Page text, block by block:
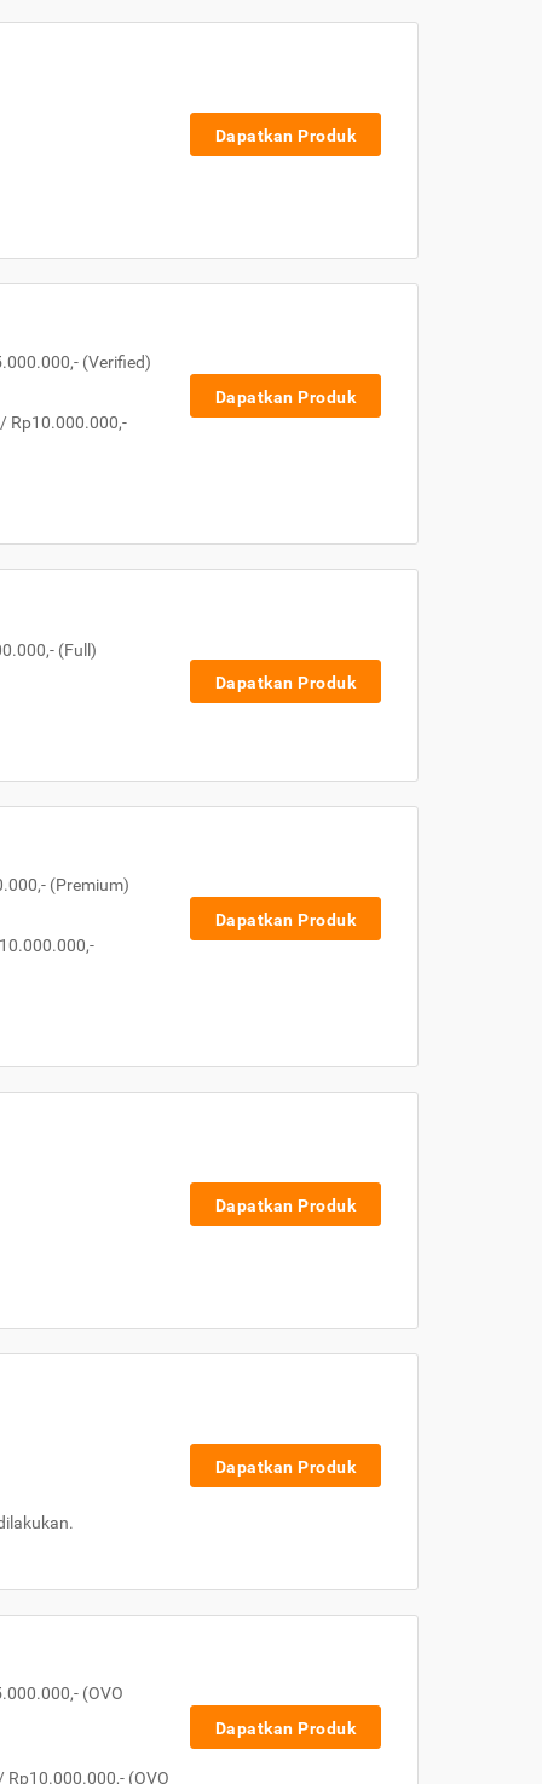
Dapatkan Produk
(Verified)
Rp10.000.000,-
Dapatkan Produk
(Full)
Dapatkan Produk
(Premium)
Dapatkan Produk
Dapatkan Produk
Dapatkan Produk
(OVO
Rp10.000.000,- (OVO
Dapatkan Produk